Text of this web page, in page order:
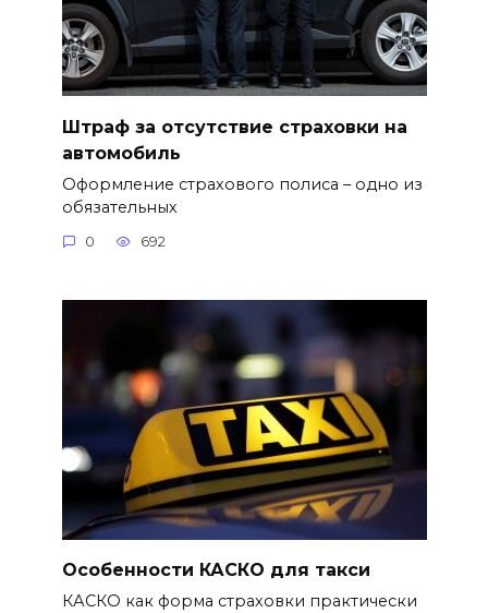
Штраф за отсутствие страховки на
автомобиль
Оформление страхового полиса – одно из
обязательных
0 692
Особенности КАСКО для такси
КАСКО как форма страховки практически